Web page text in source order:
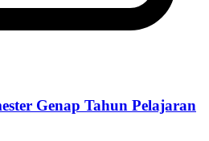
Genap Tahun Pelajaran